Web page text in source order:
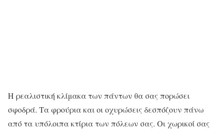
Η ρεαλιστική κλίμακα των πάντων θα σας πορώσει
σφοδρά. Τα φρούρια και οι οχυρώσεις δεσπόζουν πάνω
από τα υπόλοιπα κτίρια των πόλεων σας. Οι χωρικοί σας